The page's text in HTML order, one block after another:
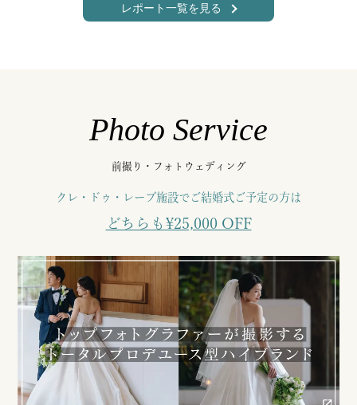
レポート一覧を見る
Photo Service
前撮り・フォトウェディング
クレ・ドゥ・レーブ施設でご結婚式ご予定の方は
どちらも¥25,000 OFF